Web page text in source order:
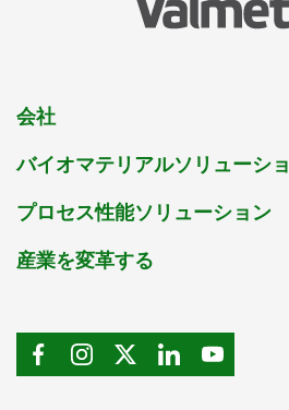
会社
バイオマテリアルソリューシ
プロセス性能ソリューション
産業を変革する